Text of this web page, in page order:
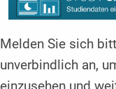
Melden Sie sich
unverbindlich an,